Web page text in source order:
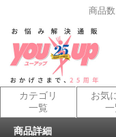
商品
カテゴリ
一覧
お気
商品詳細